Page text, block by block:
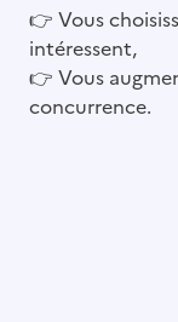
👉 Vous
intéressent,
👉 Vous
concurrence.